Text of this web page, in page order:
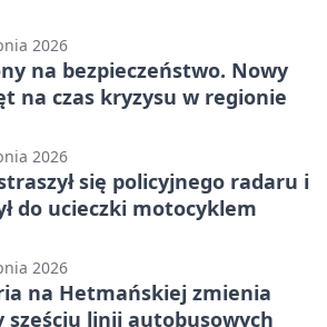
2026
na bezpieczeństwo. Nowy
na czas kryzysu w regionie
2026
się policyjnego radaru i
do ucieczki motocyklem
2026
na Hetmańskiej zmienia
sześciu linii autobusowych